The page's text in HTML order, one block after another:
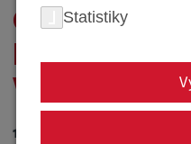
FIRMĚ
12. ledna 2011
Statistiky